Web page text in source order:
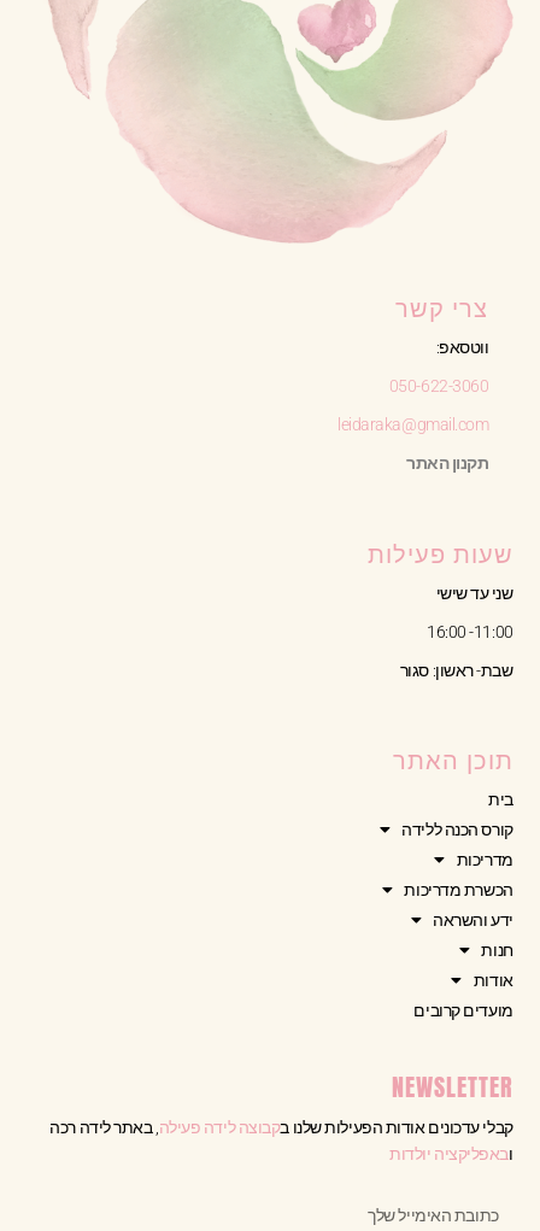
צרי קשר
ווטסאפ:
050-622-3060
leidaraka@gmail.com
תקנון האתר
שעות פעילות
שני עד שישי
11:00- 16:00
שבת- ראשון: סגור
תוכן האתר
בית
קורס הכנה ללידה
מדריכות
הכשרת מדריכות
ידע והשראה
חנות
אודות
מועדים קרובים
NEWSLETTER
קבלי עדכונים אודות הפעילות שלנו בקבוצה לידה פעילה, באתר לידה רכה
ובאפליקציה יולדות